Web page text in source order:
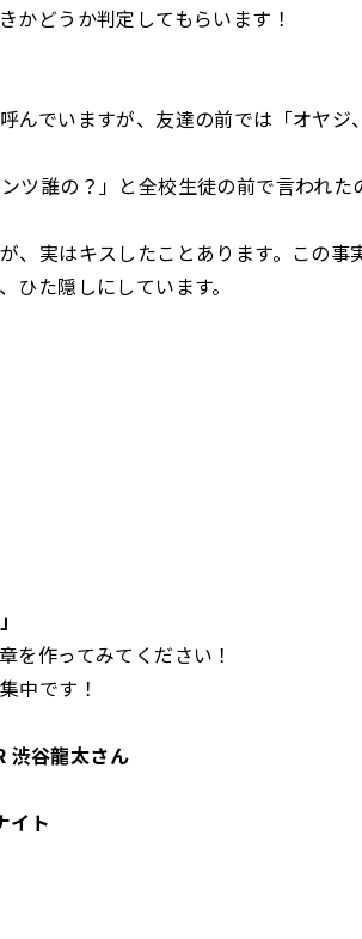
かどうか判定してもらいます！
んでいますが、友達の前では「オヤジ
ツ誰の？」と全校生徒の前で言われた
、実はキスしたことあります。この事
ひた隠しにしています。
を作ってみてください！
中です！
渋谷龍太さん
イト